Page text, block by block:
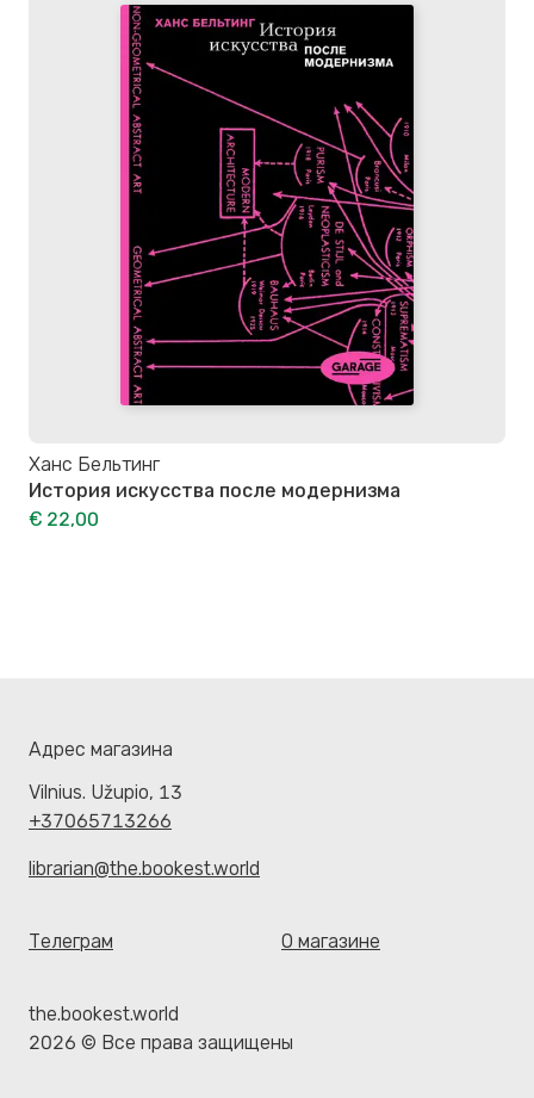
Ханс Бельтинг
История искусства после модернизма
€ 22,00
Адрес магазина
Vilnius. Užupio, 13
+37065713266
librarian@the.bookest.world
Телеграм О магазине
the.bookest.world
2026 © Все права защищены